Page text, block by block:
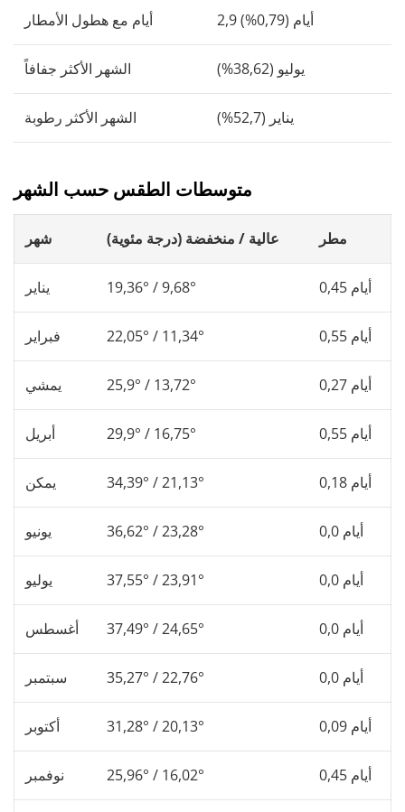
أيام مع هطول الأمطار 2,9 أيام (0,79%)
الشهر الأكثر جفافاً يوليو (38,62%)
الشهر الأكثر رطوبة يناير (52,7%)
متوسطات الطقس حسب الشهر
شهر عالية / منخفضة (درجة مئوية) مطر
يناير 19,36° / 9,68° 0,45 أيام
فبراير 22,05° / 11,34° 0,55 أيام
يمشي 25,9° / 13,72° 0,27 أيام
أبريل 29,9° / 16,75° 0,55 أيام
يمكن 34,39° / 21,13° 0,18 أيام
يونيو 36,62° / 23,28° 0,0 أيام
يوليو 37,55° / 23,91° 0,0 أيام
أغسطس 37,49° / 24,65° 0,0 أيام
سبتمبر 35,27° / 22,76° 0,0 أيام
أكتوبر 31,28° / 20,13° 0,09 أيام
نوفمبر 25,96° / 16,02° 0,45 أيام